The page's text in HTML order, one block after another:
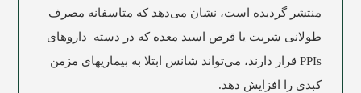
منتشر گردیده است، نشان می‌دهد که متاسفانه مصرف
طولانی شربت یا قرص اسید معده که در دسته داروهای
PPIs قرار دارند، می‌تواند شانس ابتلا به بیماریهای مزمن
کبدی را افزایش دهد.